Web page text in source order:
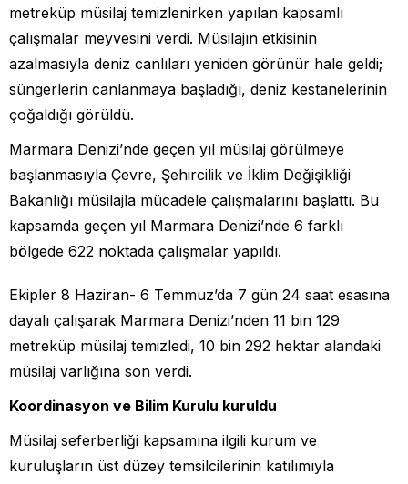
metreküp müsilaj temizlenirken yapılan kapsamlı
çalışmalar meyvesini verdi. Müsilajın etkisinin
azalmasıyla deniz canlıları yeniden görünür hale geldi;
süngerlerin canlanmaya başladığı, deniz kestanelerinin
çoğaldığı görüldü.
Marmara Denizi’nde geçen yıl müsilaj görülmeye
başlanmasıyla Çevre, Şehircilik ve İklim Değişikliği
Bakanlığı müsilajla mücadele çalışmalarını başlattı. Bu
kapsamda geçen yıl Marmara Denizi’nde 6 farklı
bölgede 622 noktada çalışmalar yapıldı.
Ekipler 8 Haziran- 6 Temmuz’da 7 gün 24 saat esasına
dayalı çalışarak Marmara Denizi’nden 11 bin 129
metreküp müsilaj temizledi, 10 bin 292 hektar alandaki
müsilaj varlığına son verdi.
Koordinasyon ve Bilim Kurulu kuruldu
Müsilaj seferberliği kapsamına ilgili kurum ve
kuruluşların üst düzey temsilcilerinin katılımıyla